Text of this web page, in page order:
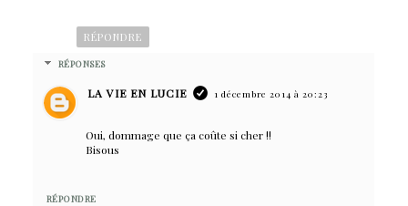
RÉPONDRE
RÉPONSES
LA VIE EN LUCIE 1 décembre 2014 à 20:23
Oui, dommage que ça coûte si cher !!
Bisous
RÉPONDRE